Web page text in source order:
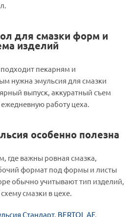
для смазки форм и
изделий
пекарням и
нужна эмульсия для смазки
выпуск, аккуратный съем
работу цеха.
особенно полезна
где важны ровная смазка,
формат под формы и листы
обычно учитывают тип изделий,
смазки в цехе.
Стандарт, BERTOL AF,